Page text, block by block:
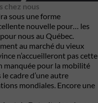
chez nous
sous une forme
nouvelle pour… les
nous au Québec.
au marché du vieux
n’accueilleront pas cette
manquée pour la mobilité
le cadre d’une autre
mondiales. Encore une